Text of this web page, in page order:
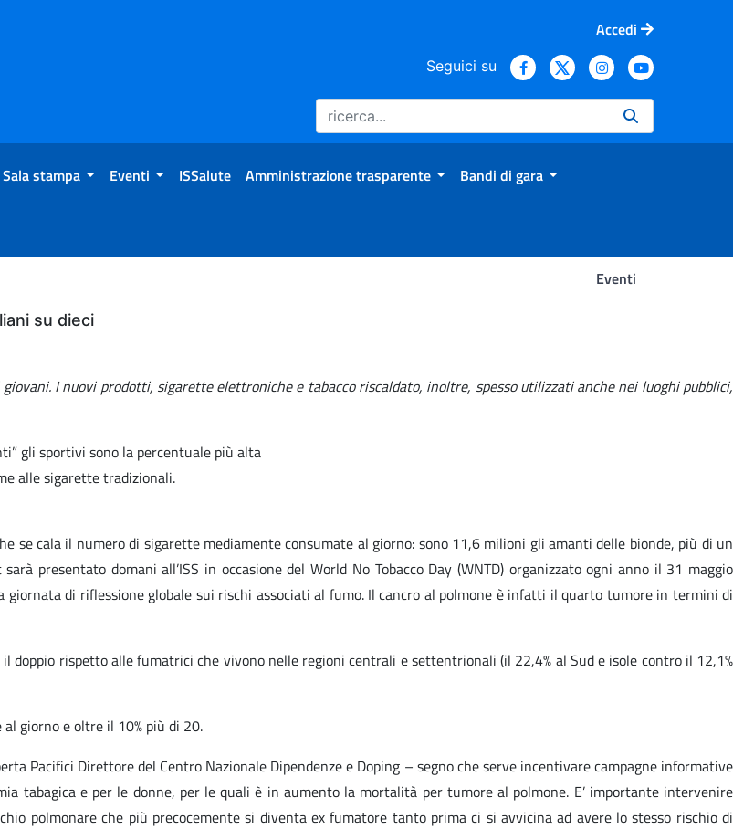
Accedi
Seguici su
Sala stampa Eventi ISSalute Amministrazione trasparente Bandi di gara
Eventi
su dieci
I nuovi prodotti, sigarette elettroniche e tabacco riscaldato, inoltre, spesso utilizzati anche nei luoghi pubblici,
gli sportivi sono la percentuale più alta
alle sigarette tradizionali.
cala il numero di sigarette mediamente consumate al giorno: sono 11,6 milioni gli amanti delle bionde, più di un
presentato domani all’ISS in occasione del World No Tobacco Day (WNTD) organizzato ogni anno il 31 maggio
giornata di riflessione globale sui rischi associati al fumo. Il cancro al polmone è infatti il quarto tumore in termini di
rispetto alle fumatrici che vivono nelle regioni centrali e settentrionali (il 22,4% al Sud e isole contro il 12,1%
giorno e oltre il 10% più di 20.
Pacifici Direttore del Centro Nazionale Dipendenze e Doping – segno che serve incentivare campagne informative
tabagica e per le donne, per le quali è in aumento la mortalità per tumore al polmone. E’ importante intervenire
polmonare che più precocemente si diventa ex fumatore tanto prima ci si avvicina ad avere lo stesso rischio di